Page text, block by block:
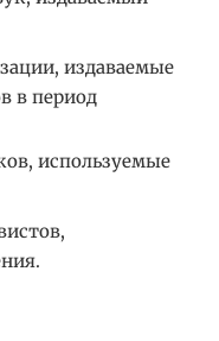
издаваемые
в период
используемые